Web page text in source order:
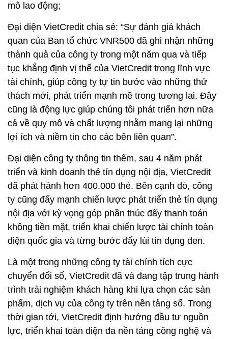
mô lao động;
Đại diện VietCredit chia sẻ: “Sự đánh giá khách
quan của Ban tổ chức VNR500 đã ghi nhận những
thành quả của công ty trong một năm qua và tiếp
tục khẳng định vị thế của VietCredit trong lĩnh vực
tài chính, giúp công ty tự tin bước vào những thử
thách mới, phát triển mạnh mẽ trong tương lai. Đây
cũng là động lực giúp chúng tôi phát triển hơn nữa
cả về quy mô và chất lượng nhằm mang lại những
lợi ích và niềm tin cho các bên liên quan”.
Đại diện công ty thông tin thêm, sau 4 năm phát
triển và kinh doanh thẻ tín dụng nội địa, VietCredit
đã phát hành hơn 400.000 thẻ. Bên cạnh đó, công
ty cũng đẩy mạnh chiến lược phát triển thẻ tín dụng
nội địa với kỳ vọng góp phần thúc đẩy thanh toán
không tiền mặt, triển khai chiến lược tài chính toàn
diện quốc gia và từng bước đẩy lùi tín dụng đen.
Là một trong những công ty tài chính tích cực
chuyển đổi số, VietCredit đã và đang tập trung hành
trình trải nghiệm khách hàng khi lựa chọn các sản
phẩm, dịch vụ của công ty trên nền tảng số. Trong
thời gian tới, VietCredit định hướng đầu tư nguồn
lực, triển khai toàn diện đa nền tảng công nghệ và